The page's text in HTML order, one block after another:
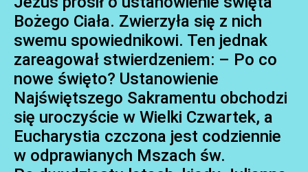
Bożego Ciała. Zwierzyła się z nich
swemu spowiednikowi. Ten jednak
zareagował stwierdzeniem: – Po co
nowe święto? Ustanowienie
Najświętszego Sakramentu obchodzi
się uroczyście w Wielki Czwartek, a
Eucharystia czczona jest codziennie
w odprawianych Mszach św.